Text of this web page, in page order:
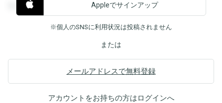
覧することができます。
Appleでサインアップ
※個人のSNSに利用状況は投稿されません
または
メールアドレスで無料登録
アカウントをお持ちの方はログインへ